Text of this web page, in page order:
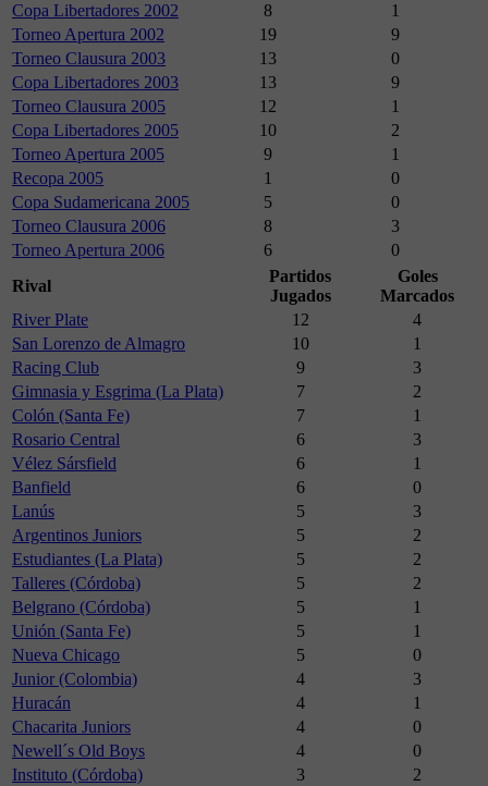
Copa Libertadores 2002
8
1
Torneo Apertura 2002
19
9
Torneo Clausura 2003
13
0
Copa Libertadores 2003
13
9
Torneo Clausura 2005
12
1
Copa Libertadores 2005
10
2
Torneo Apertura 2005
9
1
Recopa 2005
1
0
Copa Sudamericana 2005
5
0
Torneo Clausura 2006
8
3
Torneo Apertura 2006
6
0
Rival
Partidos
Jugados
Goles
Marcados
River Plate
12
4
San Lorenzo de Almagro
10
1
Racing Club
9
3
Gimnasia y Esgrima (La Plata)
7
2
Colón (Santa Fe)
7
1
Rosario Central
6
3
Vélez Sársfield
6
1
Banfield
6
0
Lanús
5
3
Argentinos Juniors
5
2
Estudiantes (La Plata)
5
2
Talleres (Córdoba)
5
2
Belgrano (Córdoba)
5
1
Unión (Santa Fe)
5
1
Nueva Chicago
5
0
Junior (Colombia)
4
3
Huracán
4
1
Chacarita Juniors
4
0
Newell´s Old Boys
4
0
Instituto (Córdoba)
3
2